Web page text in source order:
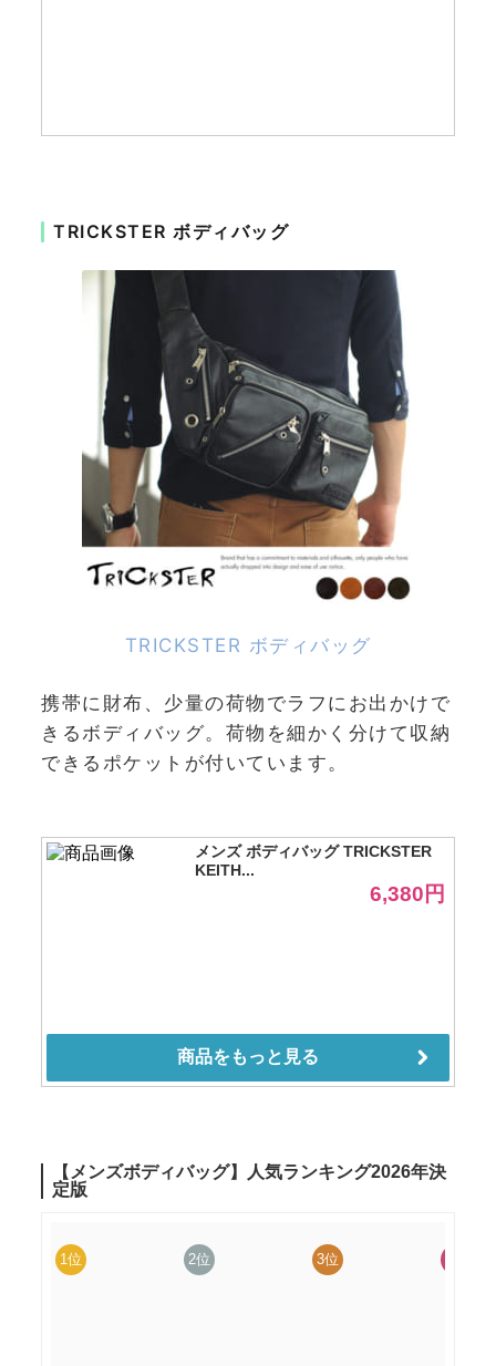
TRICKSTER ボディバッグ
TRICKSTER ボディバッグ
携帯に財布、少量の荷物でラフにお出かけで
きるボディバッグ。荷物を細かく分けて収納
できるポケットが付いています。